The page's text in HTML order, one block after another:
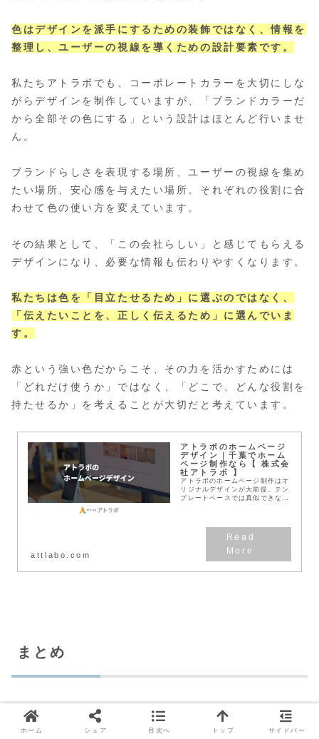
色はデザインを派手にするための装飾ではなく、情報を
整理し、ユーザーの視線を導くための設計要素です。
私たちアトラボでも、コーポレートカラーを大切にしな
がらデザインを制作していますが、「ブランドカラーだ
から全部その色にする」という設計はほとんど行いませ
ん。
ブランドらしさを表現する場所、ユーザーの視線を集め
たい場所、安心感を与えたい場所。それぞれの役割に合
わせて色の使い方を変えています。
その結果として、「この会社らしい」と感じてもらえる
デザインになり、必要な情報も伝わりやすくなります。
私たちは色を「目立たせるため」に選ぶのではなく、
「伝えたいことを、正しく伝えるため」に選んでいま
す。
赤という強い色だからこそ、その力を活かすためには
「どれだけ使うか」ではなく、「どこで、どんな役割を
持たせるか」を考えることが大切だと考えています。
アトラボのホームページ
デザイン｜千葉でホーム
ページ制作なら【 株式会
社アトラボ 】
アトラボのホームページ制作はオ
リジナルデザインが大前提。テン
プレートベースでは真似できな
合わせたトータルデザイ...
attlabo.com
まとめ
赤は、Webデザインの中でも非常に印象の強い色で
す。
ホーム シェア 目次へ トップ サイドバー